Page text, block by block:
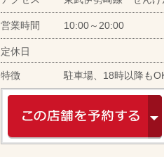
営業時間 10:00～20:00
定休日
特徴 駐車場、18時以降も